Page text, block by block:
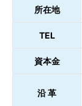
所在地
TEL
資本金
沿 革